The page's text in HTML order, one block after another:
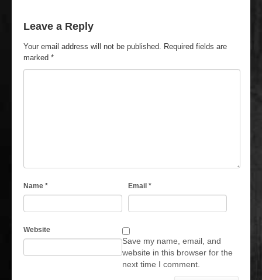
Leave a Reply
Your email address will not be published. Required fields are
marked *
Name * Email *
Website
Save my name, email, and
website in this browser for the
next time I comment.